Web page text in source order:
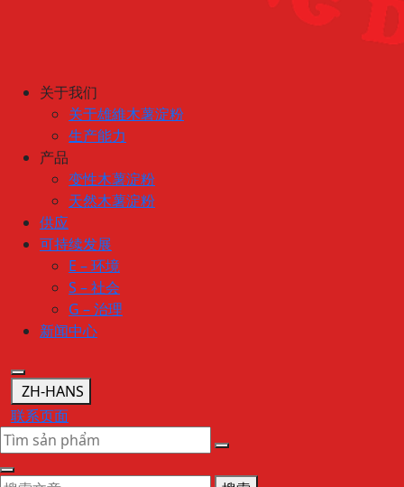
关于我们
关于雄維木薯淀粉
生产能力
产品
变性木薯淀粉
天然木薯淀粉
供应
可持续发展
E – 环境
S – 社会
G – 治理
新闻中心
ZH-HANS
联系页面